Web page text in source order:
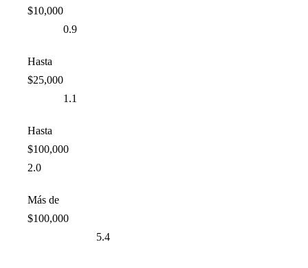
$10,000
0.9
Hasta
$25,000
1.1
Hasta
$100,000
2.0
Más de
$100,000
5.4